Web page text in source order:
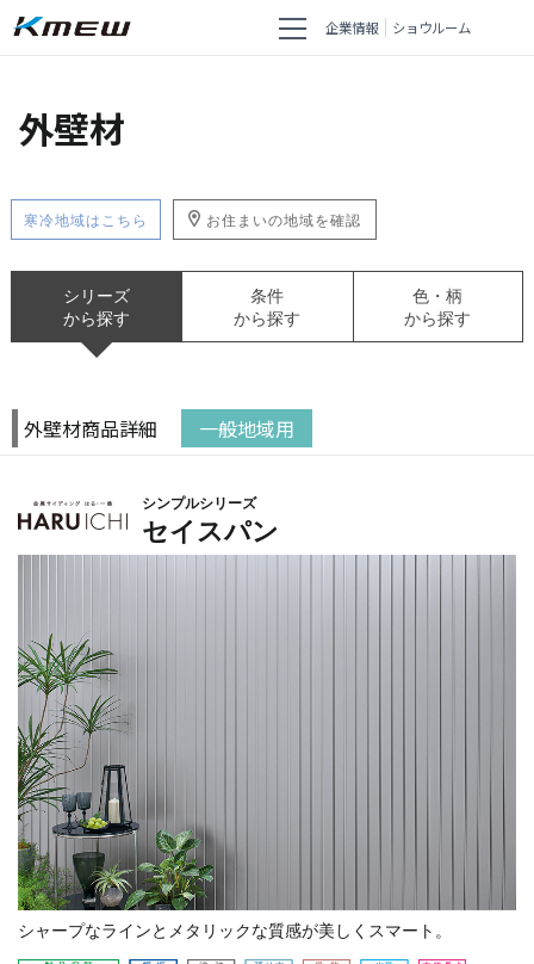
企業情報 ショウルーム
外壁材
寒冷地域はこちら お住まいの地域を確認
シリーズ
から探す
条件
から探す
色・柄
から探す
外壁材商品詳細 一般地域用
シンプルシリーズ
セイスパン
シャープなラインとメタリックな質感が美しくスマート。